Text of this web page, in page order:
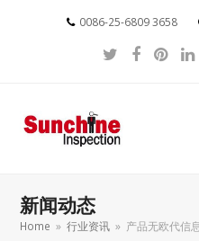
0086-25-6809 3658
Twitter
新闻动态
Home » 行业资讯 » 产品无欧代信